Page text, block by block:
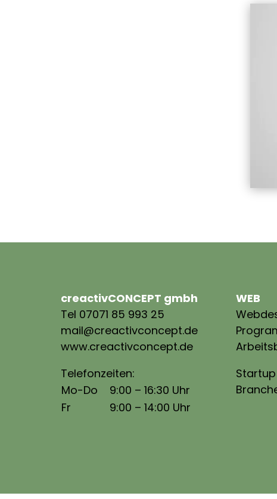
creactivCONCEPT gmbh
Tel 07071 85 993 25
mail@creactivconcept.de
www.creactivconcept.de
Telefonzeiten:
Mo-Do
9:00 – 16:30 Uhr
Fr
9:00 – 14:00 Uhr
WEB